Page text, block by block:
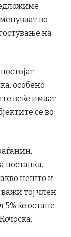
во
на
особено
веќе имаат
се во
постапка.
нешто и
тој член
5% ќе остане